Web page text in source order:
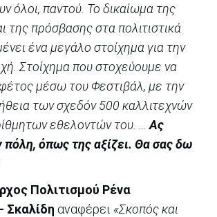
όλοι, παντού. Το δικαίωμα της
της πρόσβασης στα πολιτιστικά
ένα μεγάλο στοίχημα για την
Στοίχημα που στοχεύουμε να
μέσω του Φεστιβάλ, με την
των σχεδόν 500 καλλιτεχνών
εθελοντών του. …
Ας
πόλη, όπως της αξίζει. Θα σας δω
Πολιτισμού Ρένα
Σκαλίδη αναφέρει «Σκοπός και